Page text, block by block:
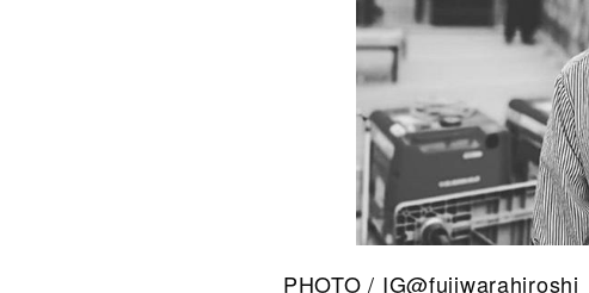
PHOTO / IG@fujiwarahiroshi